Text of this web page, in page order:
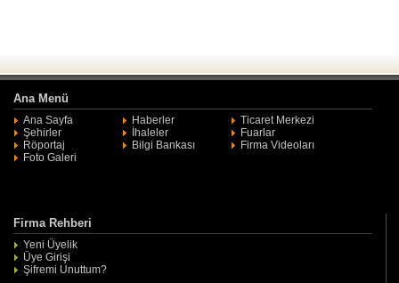
Ana Menü
Ana Sayfa Haberler
Ticaret Merkezi
Şehirler
İhaleler
Fuarlar
Röportaj
Bilgi Bankası
Firma Videoları
Foto Galeri
Firma Rehberi
Yeni Üyelik
Üye Girişi
Şifremi Unuttum?